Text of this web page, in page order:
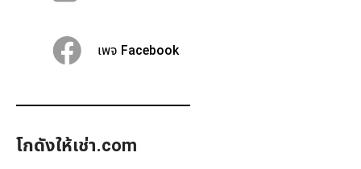
เพจ Facebook
โกดังให้เช่า.com